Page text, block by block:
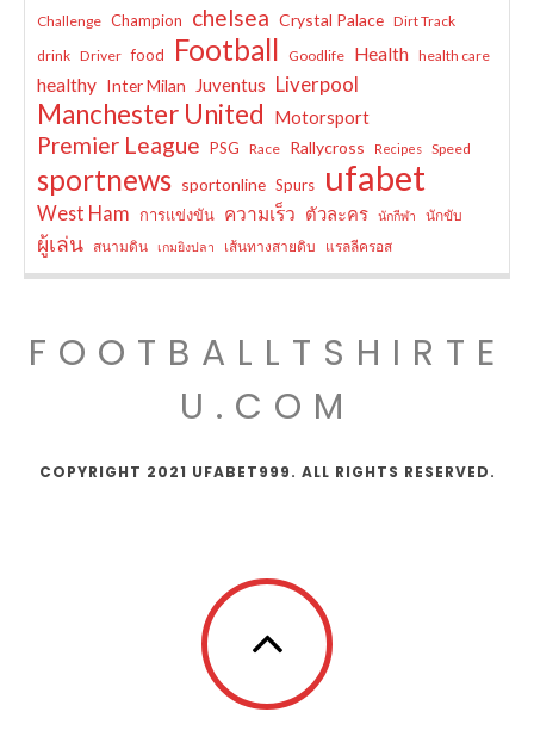
Challenge Champion chelsea Crystal Palace Dirt Track
drink Driver food Football Goodlife Health health care
healthy Inter Milan Juventus Liverpool
Manchester United Motorsport
Premier League PSG Race Rallycross Recipes Speed
sportnews sportonline Spurs ufabet
West Ham การแข่งขัน ความเร็ว ตัวละคร นักกีฬา นักขับ
ผู้เล่น สนามดิน เกมยิงปลา เส้นทางสายดิบ แรลลีครอส
FOOTBALLTSHIRTE
U.COM
COPYRIGHT 2021 UFABET999. ALL RIGHTS RESERVED.